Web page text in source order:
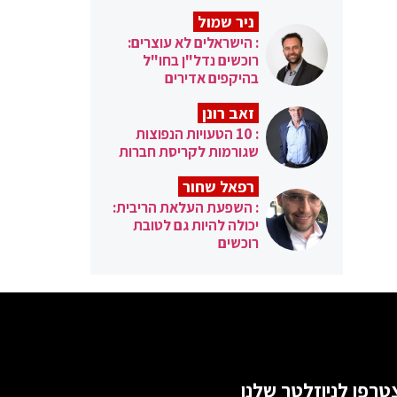
ניר שמול
: הישראלים לא עוצרים:
רוכשים נדל"ן בחו"ל
בהיקפים אדירים
זאב רונן
: 10 הטעויות הנפוצות
שגורמות לקריסת חברות
רפאל שחור
: השפעת העלאת הריבית:
יכולה להיות גם לטובת
רוכשים
לניוזלטר שלנו